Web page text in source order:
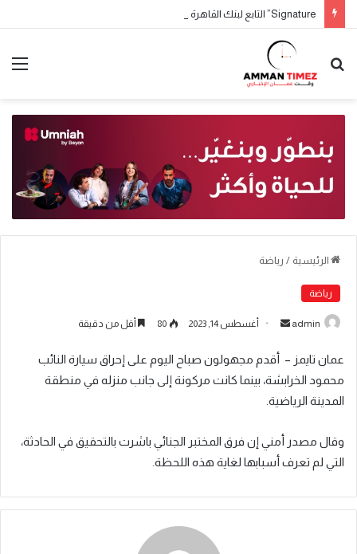
الرئيسية / رياضة
رياضة
admin أغسطس 14, 2023 80 أقل من دقيقة
عمان تايمز – أقدم مجهولون صباح اليوم على إحراق سيارة النائب
محمود الخرابشة، بينما كانت مركونة إلى جانب منزله في منطقة
المدينة الرياضية.
وقال مصدر أمني إن فرق المختبر الجنائي باشرت بالتحقيق في الحادثة،
التي لم تعرف أسبابها لغاية هذه اللحظة.